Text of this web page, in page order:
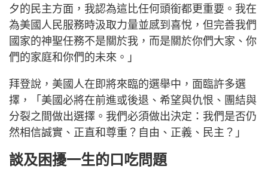
夕的民主方面，我認為這比任何頭銜都更重要。我在
為美國人民服務時汲取力量並感到喜悅，但完善我們
國家的神聖任務不是關於我，而是關於你們大家、你
們的家庭和你們的未來。」
拜登說，美國人在即將來臨的選舉中，面臨許多選
擇，「美國必將在前進或後退、希望與仇恨、團結與
分裂之間做出選擇。我們必須做出決定：我們是否仍
然相信誠實、正直和尊重？自由、正義、民主？」
談及困擾一生的口吃問題